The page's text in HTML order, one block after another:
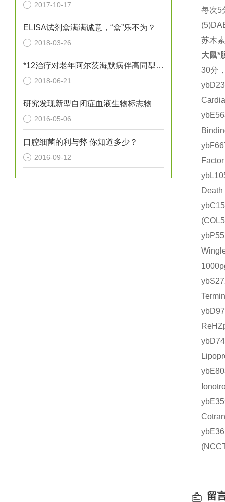
2017-10-17
ELISA试剂盒满满诚意，“盒”乐不为？
2018-03-26
*12治疗对老年阿尔茨海默病伴高同型半胱胺酸血症患者血清炎性因子
2018-06-21
研究发现新型自闭症血液生物标志物
2016-05-06
口腔细菌的利与弊 你知道多少？
2016-09-12
每次5
苏木
大鼠*
30分
留